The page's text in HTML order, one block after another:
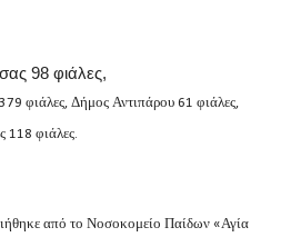
98 φιάλες,
φιάλες, Δήμος Αντιπάρου 61 φιάλες,
118 φιάλες.
από το Νοσοκομείο Παίδων «Αγία